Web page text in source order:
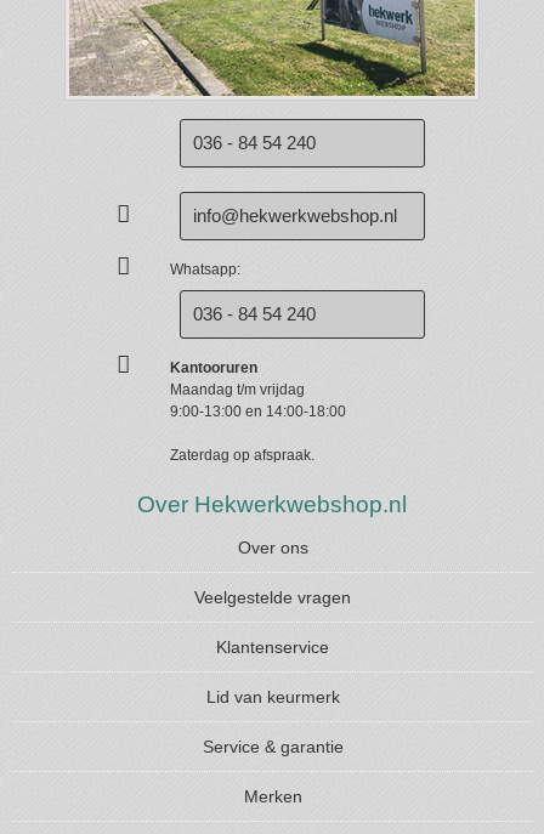
036 - 84 54 240
info@hekwerkwebshop.nl
Whatsapp:
036 - 84 54 240
Kantooruren
Maandag t/m vrijdag
9:00-13:00 en 14:00-18:00
Zaterdag op afspraak.
Over Hekwerkwebshop.nl
Over ons
Veelgestelde vragen
Klantenservice
Lid van keurmerk
Service & garantie
Merken